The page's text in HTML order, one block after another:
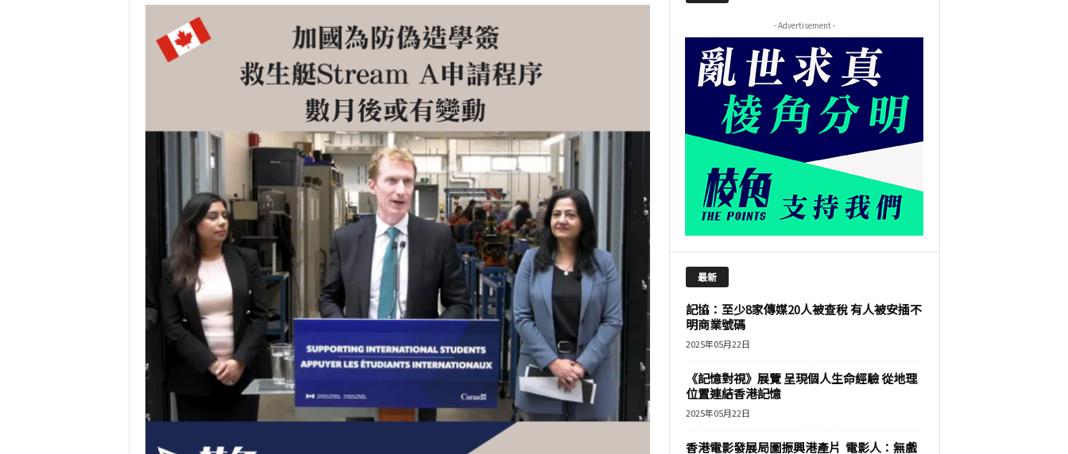
- Advertisement -
最新
記協：至少8家傳媒20人被查稅 有人被安插不
明商業號碼
2025年05月22日
《記憶對視》展覽 呈現個人生命經驗 從地理
位置連結香港記憶
2025年05月22日
香港電影發展局圖振興港產片 電影人：無戲